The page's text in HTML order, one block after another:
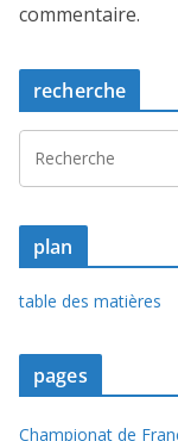
commentaire.
recherche
plan
table des matières
pages
Championat de